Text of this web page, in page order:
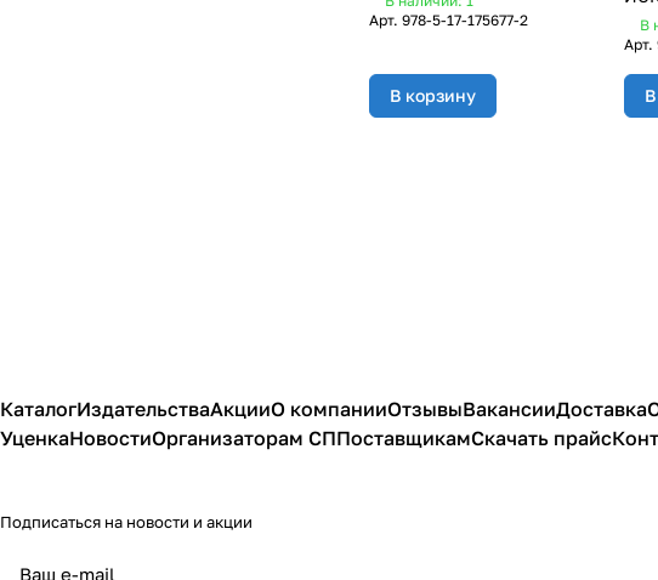
Арт. 978-5-17-175677-2
В корзину
В
Арт.
КаталогИздательстваАкцииО компанииОтзывыВакансииДоставка
УценкаНовостиОрганизаторам СППоставщикамСкачать прайс
Подписаться на новости и акции